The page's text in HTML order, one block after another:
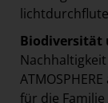
Biodiversität
für die